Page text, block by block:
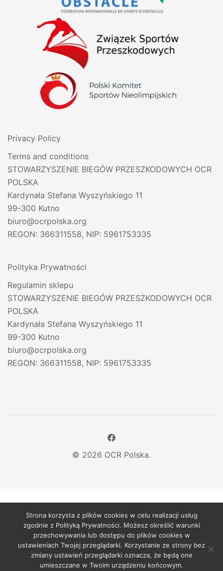
Privacy Policy
Terms and conditions
STOWARZYSZENIE BIEGÓW PRZESZKODOWYCH OCR
POLSKA
Kardynała Stefana Wyszyńskiego 11
99-300 Kutno
biuro@ocrpolska.org
REGON: 366311558, NIP: 5961753335
Polityka Prywatności
Regulamin sklepu
STOWARZYSZENIE BIEGÓW PRZESZKODOWYCH OCR
POLSKA
Kardynała Stefana Wyszyńskiego 11
99-300 Kutno
biuro@ocrpolska.org
REGON: 366311558, NIP: 5961753335
© 2026 OCR Polska.
Strona korzysta z plików cookies w celu realizacji usług
zgodnie z Polityką Prywatności. Możesz określić warunki
przechowywania lub dostępu do plików cookies w
ustawieniach Twojej przeglądarki. Korzystanie ze strony bez
zmiany ustawień przeglądarki oznacza, że będą one
umieszczane w Twoim urządzeniu końcowym.